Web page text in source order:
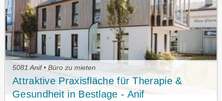
5081 Anif • Büro zu mieten
Attraktive Praxisfläche für Therapie &
Gesundheit in Bestlage - Anif